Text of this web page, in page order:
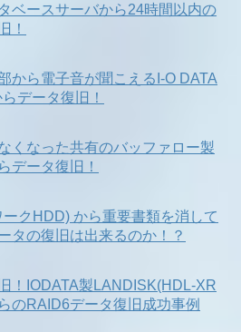
ベースサーバから24時間以内の
！
から電子音が聞こえるI-O DATA
データ復旧！
くなった共有のバッファロー製
データ復旧！
クHDD) から重要書類を消して
タの復旧は出来るのか！？
！IODATA製LANDISK(HDL-XR
のRAID6データ復旧成功事例